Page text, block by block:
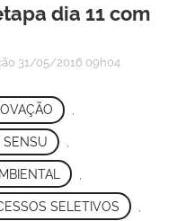
dia 11 com
31/05/2016 09h04
,
SENSU
SELETIVOS